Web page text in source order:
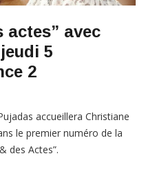
actes” avec
5
2
accueillera Christiane
le premier numéro de la
des Actes”.